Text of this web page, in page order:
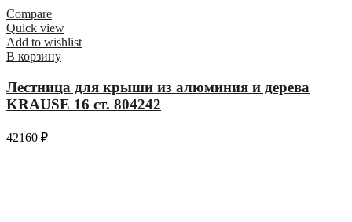
Compare
Quick view
Add to wishlist
В корзину
Лестница для крыши из алюминия и дерева
KRAUSE 16 ст. 804242
42160 ₽